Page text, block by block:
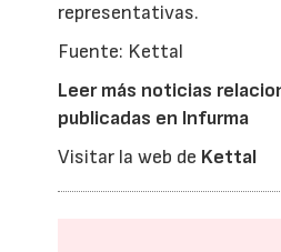
representativas.
Fuente: Kettal
Leer más noticias
publicadas en Infurma
Visitar la web de Kettal